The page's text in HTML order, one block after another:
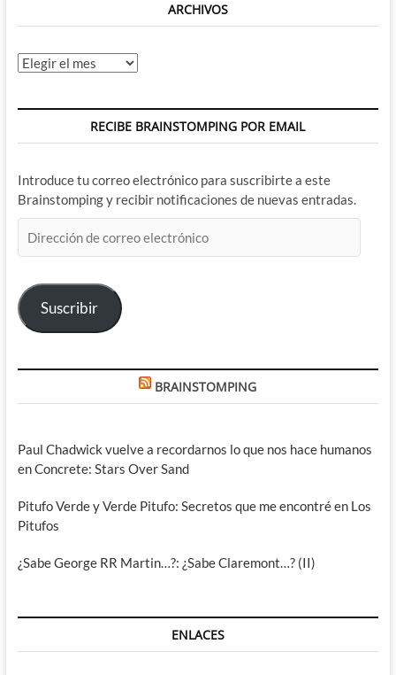
San
Diego
ARCHIVOS
Archivos
RECIBE BRAINSTOMPING POR EMAIL
Introduce tu correo electrónico para suscribirte a este
Brainstomping y recibir notificaciones de nuevas entradas.
de
electrónico
Suscribir
BRAINSTOMPING
Paul Chadwick vuelve a recordarnos lo que nos hace humanos
en Concrete: Stars Over Sand
Pitufo Verde y Verde Pitufo: Secretos que me encontré en Los
Pitufos
¿Sabe George RR Martin…?: ¿Sabe Claremont…? (II)
ENLACES